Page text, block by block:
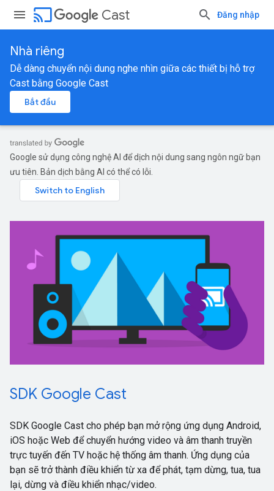
cast Cast Đăng nhập
Nhà riêng
Dễ dàng chuyển nội dung nghe nhìn giữa các thiết bị hỗ trợ
Cast bằng Google Cast
Bắt đầu
Google sử dụng công nghệ AI để dịch nội dung sang ngôn ngữ bạn
ưu tiên. Bản dịch bằng AI có thể có lỗi.
SDK Google Cast
SDK Google Cast cho phép bạn mở rộng ứng dụng Android,
iOS hoặc Web để chuyển hướng video và âm thanh truyền
trực tuyến đến TV hoặc hệ thống âm thanh. Ứng dụng của
bạn sẽ trở thành điều khiển từ xa để phát, tạm dừng, tua, tua
lại, dừng và điều khiển nhạc/video.